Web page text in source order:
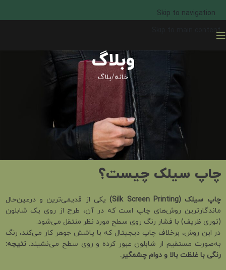
Skip to navigation
Skip to main content
وبلاگ
خانه بلاگ
بلاگ
چاپ سیلک چیست و چرا برای
سررسید ۱۴۰۵ بهترین گزینه است؟
مجموعه تیجدر نوامبر 13, 2025
چاپ سیلک چیست؟
چاپ سیلک (Silk Screen Printing)
یکی از قدیمی‌ترین و درعین‌حال
ماندگارترین روش‌های چاپ است که در آن، طرح از روی یک شابلون
(توری ظریف) با فشار رنگ روی سطح مورد نظر منتقل می‌شود.
در این روش، برخلاف چاپ دیجیتال که با پاشش جوهر کار می‌کند، رنگ
به‌صورت مستقیم از شابلون عبور کرده و روی سطح می‌نشیند. نتیجه:
رنگی با غلظت بالا و دوام چشمگیر.